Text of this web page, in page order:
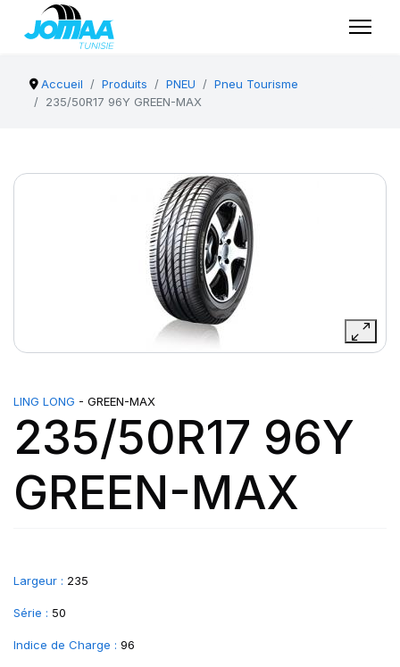
Accueil Produits PNEU
Pneu Tourisme
235/50R17 96Y GREEN-MAX
LING LONG - GREEN-MAX
235/50R17 96Y
GREEN-MAX
Largeur : 235
Série : 50
Indice de Charge : 96